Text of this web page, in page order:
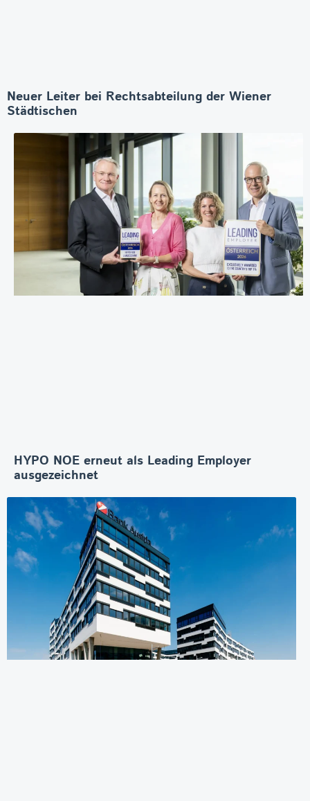
Neuer Leiter bei Rechtsabteilung der Wiener
Städtischen
HYPO NOE erneut als Leading Employer
ausgezeichnet